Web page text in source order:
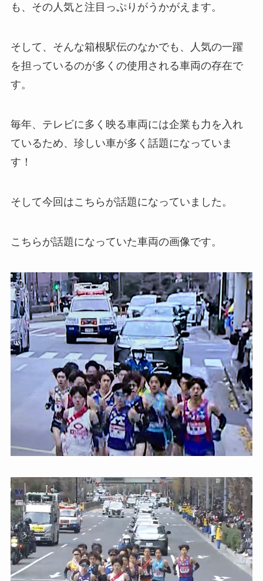
も、その人気と注目っぷりがうかがえます。
そして、そんな箱根駅伝のなかでも、人気の一躍
を担っているのが多くの使用される車両の存在で
す。
毎年、テレビに多く映る車両には企業も力を入れ
ているため、珍しい車が多く話題になっていま
す！
そして今回はこちらが話題になっていました。
こちらが話題になっていた車両の画像です。